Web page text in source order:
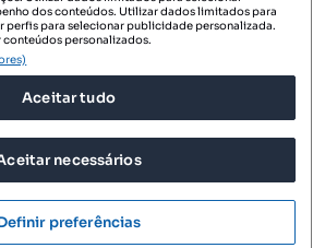
DESCARREGAR NA:
OLX Portugal, S.A.
DE UTILIZAÇÃO
DE PRIVACIDADE
DE PRIVACIDADE
dos conteúdos. Utilizar dados limitados para
perfis para selecionar publicidade personalizada.
personalizados.
Aceitar tudo
necessários
preferências